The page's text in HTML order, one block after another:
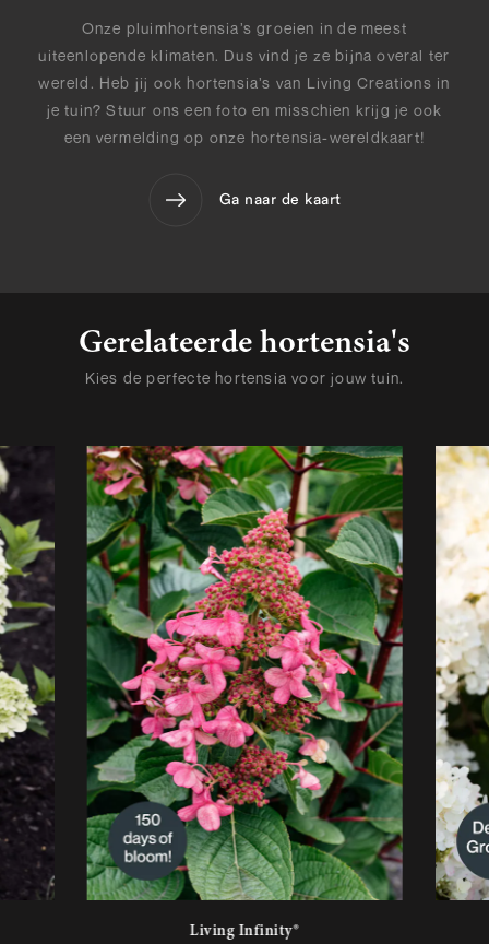
Onze pluimhortensia’s groeien in de meest
uiteenlopende klimaten. Dus vind je ze bijna overal ter
wereld. Heb jij ook hortensia’s van Living Creations in
je tuin? Stuur ons een foto en misschien krijg je ook
een vermelding op onze hortensia-wereldkaart!
Ga naar de kaart
Kies de perfecte hortensia voor jouw tuin.
Gerelateerde hortensia's
Living Infinity®